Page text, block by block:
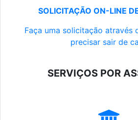
SOLICITAÇÃO ON-LINE
Faça uma solicitação através
precisar sair de
SERVIÇOS POR